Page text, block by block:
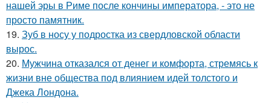
нашей эры в Риме после кончины императора, - это не
просто памятник.
19. Зуб в носу у подростка из свердловской области
вырос.
20. Мужчина отказался от денег и комфорта, стремясь к
жизни вне общества под влиянием идей толстого и
Джека Лондона.